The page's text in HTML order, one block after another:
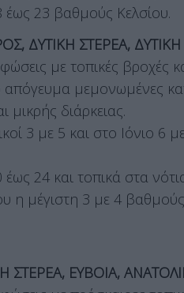
23 βαθμούς Κελσίου.
ΔΥΤΙΚΗ ΣΤΕΡΕΑ,
με τοπικές βροχές
απόγευμα μεμονωμένες
μικρής διάρκειας.
3 με 5 και στο Ιόνιο
24 και τοπικά στα
η μέγιστη 3 με 4
ΣΤΕΡΕΑ, ΕΥΒΟΙΑ,